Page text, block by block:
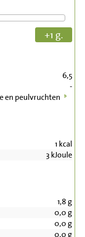
+1 g.
6,5
-
en peulvruchten
1 kcal
3kJoule
1,8 g
0,0 g
0,0 g
0,0 g